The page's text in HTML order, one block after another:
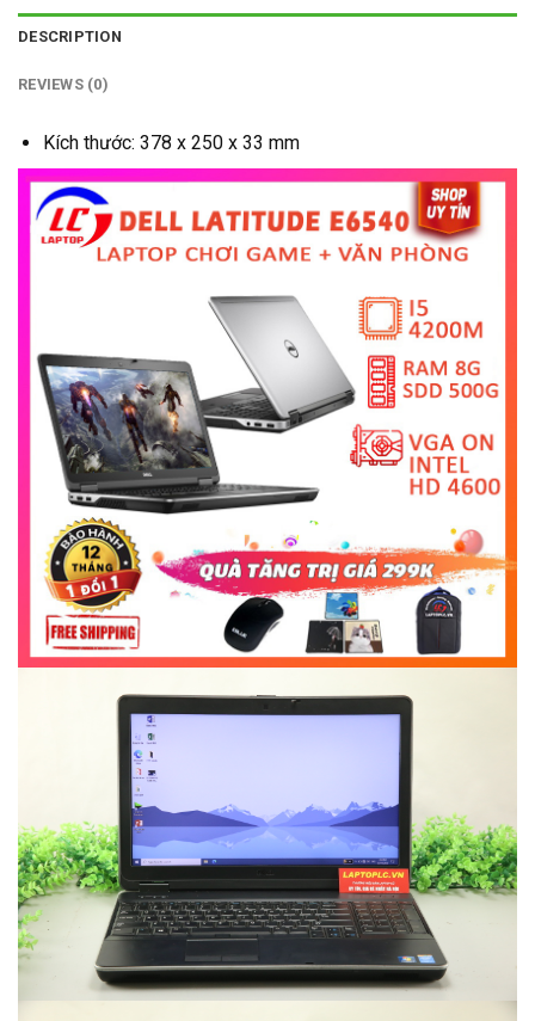
DESCRIPTION
REVIEWS (0)
Kích thước: 378 x 250 x 33 mm